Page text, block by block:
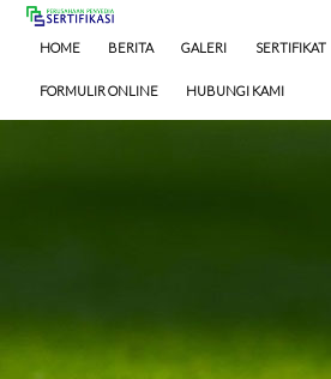
HOME BERITA GALERI SERTIFIKAT
FORMULIR ONLINE HUBUNGI KAMI